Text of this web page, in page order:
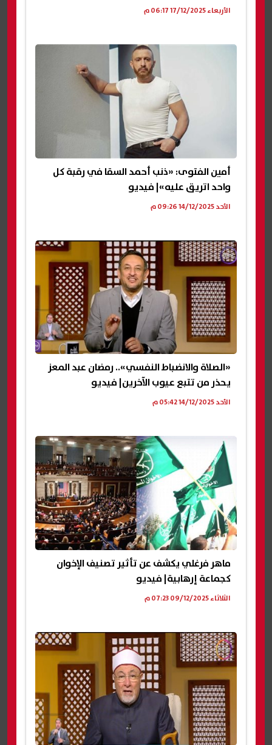
الأربعاء 17/12/2025 06:17 م
أمين الفتوى: «ذنب أحمد السقا في رقبة كل
واحد اتريق عليه»| فيديو
الأحد 14/12/2025 09:26 م
«الصلاة والانضباط النفسي».. رمضان عبد المعز
يحذر من تتبع عيوب الآخرين| فيديو
الأحد 14/12/2025 05:42 م
ماهر فرغلي يكشف عن تأثير تصنيف الإخوان
كجماعة إرهابية| فيديو
الثلاثاء 09/12/2025 07:23 م